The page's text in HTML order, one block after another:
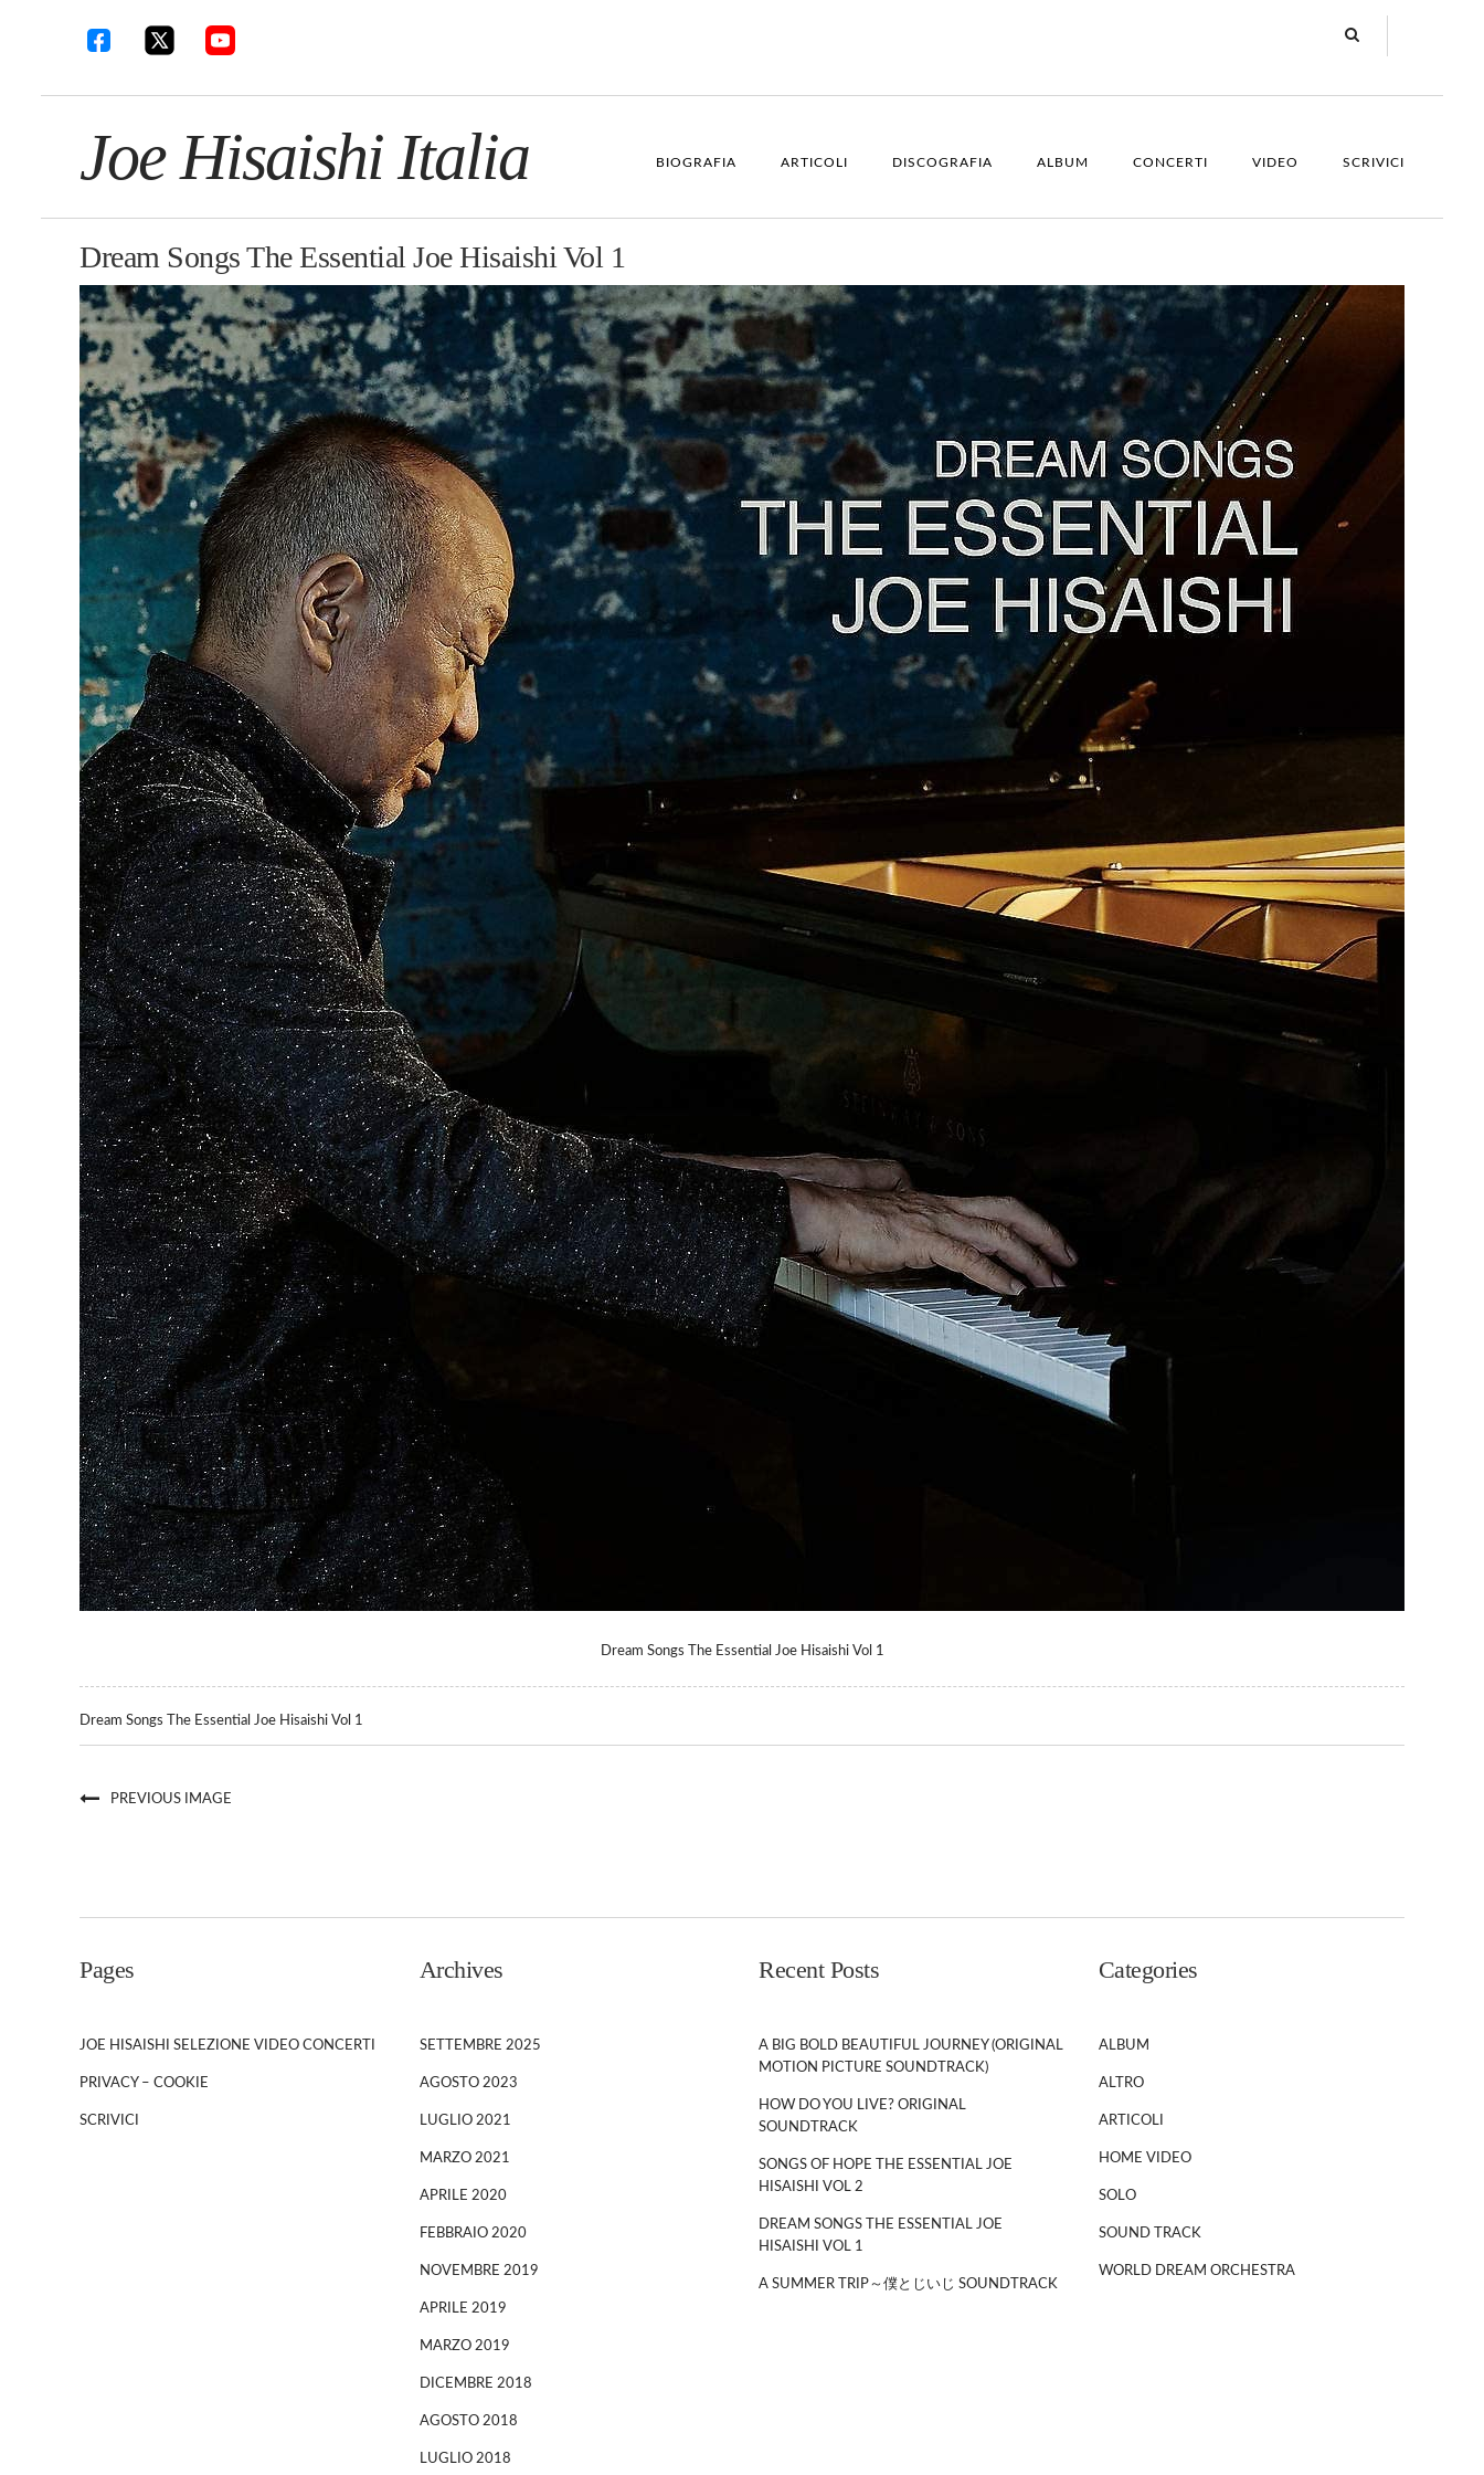
Joe Hisaishi Italia BIOGRAFIA ARTICOLI DISCOGRAFIA ALBUM CONCERTI VIDEO SCRIVICI
Dream Songs The Essential Joe Hisaishi Vol 1
Dream Songs The Essential Joe Hisaishi Vol 1
Dream Songs The Essential Joe Hisaishi Vol 1
PREVIOUS IMAGE
Pages
JOE HISAISHI SELEZIONE VIDEO CONCERTI
PRIVACY – COOKIE
SCRIVICI
Archives
SETTEMBRE 2025
AGOSTO 2023
LUGLIO 2021
MARZO 2021
APRILE 2020
FEBBRAIO 2020
NOVEMBRE 2019
APRILE 2019
MARZO 2019
DICEMBRE 2018
AGOSTO 2018
LUGLIO 2018
Recent Posts
A BIG BOLD BEAUTIFUL JOURNEY (ORIGINAL
MOTION PICTURE SOUNDTRACK)
HOW DO YOU LIVE? ORIGINAL
SOUNDTRACK
SONGS OF HOPE THE ESSENTIAL JOE
HISAISHI VOL 2
DREAM SONGS THE ESSENTIAL JOE
HISAISHI VOL 1
A SUMMER TRIP～僕とじいじ SOUNDTRACK
Categories
ALBUM
ALTRO
ARTICOLI
HOME VIDEO
SOLO
SOUND TRACK
WORLD DREAM ORCHESTRA